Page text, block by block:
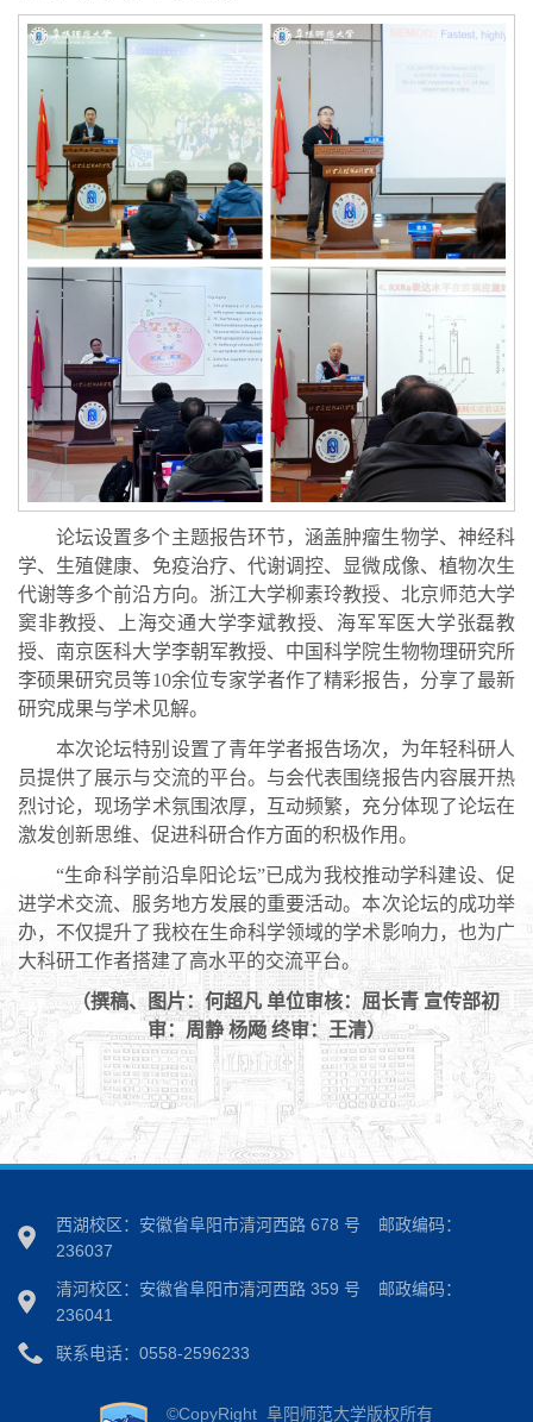
论坛设置多个主题报告环节，涵盖肿瘤生物学、神经科
学、生殖健康、免疫治疗、代谢调控、显微成像、植物次生
代谢等多个前沿方向。浙江大学柳素玲教授、北京师范大学
窦非教授、上海交通大学李斌教授、海军军医大学张磊教
授、南京医科大学李朝军教授、中国科学院生物物理研究所
李硕果研究员等10余位专家学者作了精彩报告，分享了最新
研究成果与学术见解。
本次论坛特别设置了青年学者报告场次，为年轻科研人
员提供了展示与交流的平台。与会代表围绕报告内容展开热
烈讨论，现场学术氛围浓厚，互动频繁，充分体现了论坛在
激发创新思维、促进科研合作方面的积极作用。
“生命科学前沿阜阳论坛”已成为我校推动学科建设、促
进学术交流、服务地方发展的重要活动。本次论坛的成功举
办，不仅提升了我校在生命科学领域的学术影响力，也为广
大科研工作者搭建了高水平的交流平台。
（撰稿、图片：何超凡 单位审核：屈长青 宣传部初
审：周静 杨飏 终审：王清）
西湖校区：安徽省阜阳市清河西路 678 号
邮政编码：
236037
清河校区：安徽省阜阳市清河西路 359 号
邮政编码：
236041
联系电话：0558-2596233
©CopyRight 阜阳师范大学版权所有